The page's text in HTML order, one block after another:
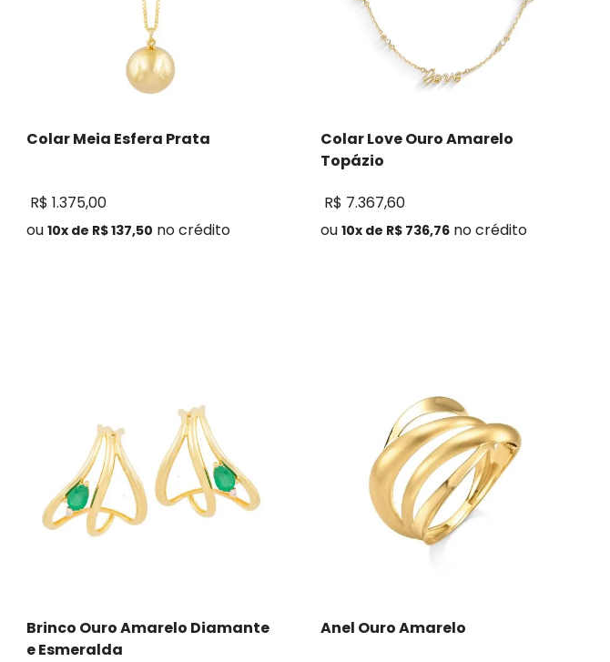
Colar Meia Esfera Prata
R$ 1.375,00
ou10x de R$137,50 no crédito
Colar Love Ouro Amarelo
Topázio
R$ 7.367,60
ou 10x de R$ 736,76no crédito
Brinco Ouro Amarelo Diamante
e Esmeralda
Anel Ouro Amarelo